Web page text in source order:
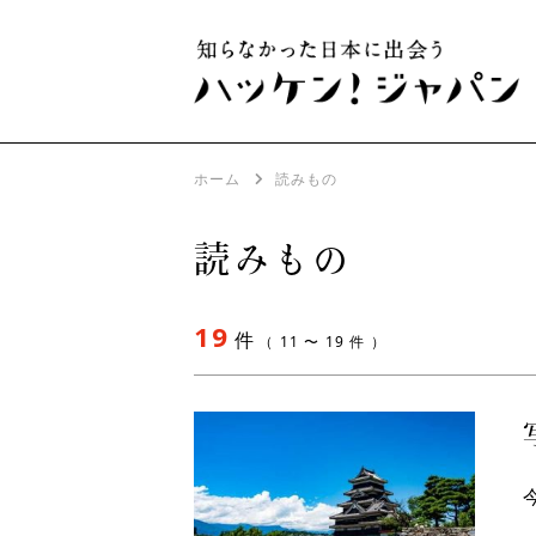
ホーム 読みもの
読みもの
19 件 （ 11 〜 19 件 ）